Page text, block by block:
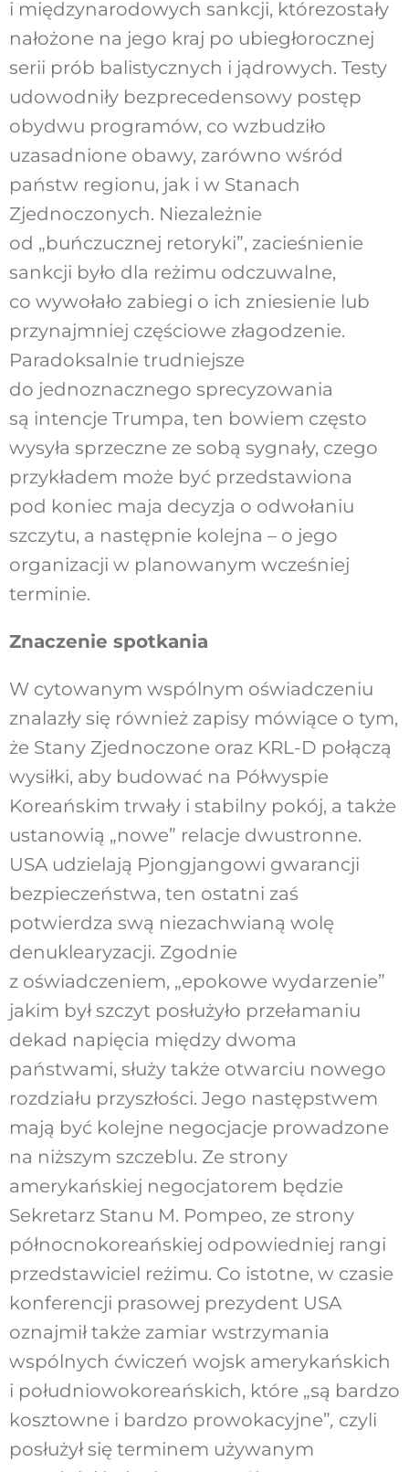
i międzynarodowych sankcji, którezostały
nałożone na jego kraj po ubiegłorocznej
serii prób balistycznych i jądrowych. Testy
udowodniły bezprecedensowy postęp
obydwu programów, co wzbudziło
uzasadnione obawy, zarówno wśród
państw regionu, jak i w Stanach
Zjednoczonych. Niezależnie
od „buńczucznej retoryki”, zacieśnienie
sankcji było dla reżimu odczuwalne,
co wywołało zabiegi o ich zniesienie lub
przynajmniej częściowe złagodzenie.
Paradoksalnie trudniejsze
do jednoznacznego sprecyzowania
są intencje Trumpa, ten bowiem często
wysyła sprzeczne ze sobą sygnały, czego
przykładem może być przedstawiona
pod koniec maja decyzja o odwołaniu
szczytu, a następnie kolejna – o jego
organizacji w planowanym wcześniej
terminie.
Znaczenie spotkania
W cytowanym wspólnym oświadczeniu
znalazły się również zapisy mówiące o tym,
że Stany Zjednoczone oraz KRL-D połączą
wysiłki, aby budować na Półwyspie
Koreańskim trwały i stabilny pokój, a także
ustanowią „nowe” relacje dwustronne.
USA udzielają Pjongjangowi gwarancji
bezpieczeństwa, ten ostatni zaś
potwierdza swą niezachwianą wolę
denuklearyzacji. Zgodnie
z oświadczeniem, „epokowe wydarzenie”
jakim był szczyt posłużyło przełamaniu
dekad napięcia między dwoma
państwami, służy także otwarciu nowego
rozdziału przyszłości. Jego następstwem
mają być kolejne negocjacje prowadzone
na niższym szczeblu. Ze strony
amerykańskiej negocjatorem będzie
Sekretarz Stanu M. Pompeo, ze strony
północnokoreańskiej odpowiedniej rangi
przedstawiciel reżimu. Co istotne, w czasie
konferencji prasowej prezydent USA
oznajmił także zamiar wstrzymania
wspólnych ćwiczeń wojsk amerykańskich
i południowokoreańskich, które „są bardzo
kosztowne i bardzo prowokacyjne”, czyli
posłużył się terminem używanym